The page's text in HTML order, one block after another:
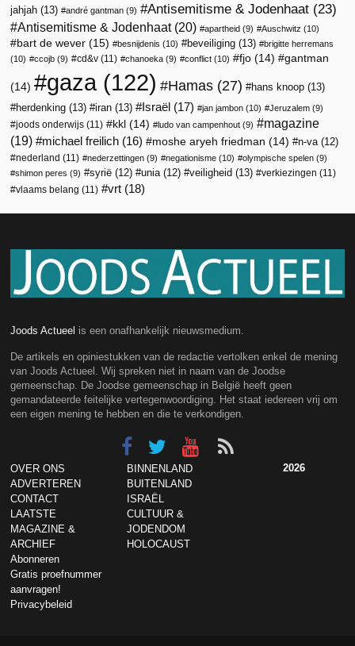
jahjah (13) andré gantman (9) Antisemitisme & Jodenhaat (23)
Antisemitisme & Jodenhaat(20) apartheid (9) Auschwitz (10)
bart de wever (15) besnijdenis (10) beveiliging (13)
brigitte herremans
(10)
ccojb (9) cd&v (11) chanoeka (9) conflict (10) fjo (14) gantman
(14) gaza(122) Hamas (27) hans knoop (13)
herdenking (13) iran (13) Israël (17) jan jambon (10) Jeruzalem (9)
joods onderwijs (11) kkl (14) ludo van campenhout (9)
magazine
(19)
michael freilich (16) moshe aryeh friedman (14) n-va(12)
nederland (11) nederzettingen (9) negationisme (10) olympische spelen (9)
shimon peres (9) syrië (12) unia(12) veiligheid (13) verkiezingen (11)
vlaams belang (11) vrt (18)
Joods Actueel is een onafhankelijk nieuwsmedium.
De artikels en opiniestukken van de redactie vertolken enkel de mening
van Joods Actueel. Wij spreken niet in naam van de Joodse
gemeenschap. De Joodse gemeenschap in België heeft geen
gemandateerde feitelijke vertegenwoordiging. Het staat iedereen vrij om
een eigen mening te hebben en die te verkondigen.
OVER ONS
ADVERTEREN
CONTACT
LAATSTE
MAGAZINE &
ARCHIEF
Abonneren
Gratis proefnummer
aanvragen!
Privacybeleid
BINNENLAND
BUITENLAND
ISRAËL
CULTUUR &
JODENDOM
HOLOCAUST
2026